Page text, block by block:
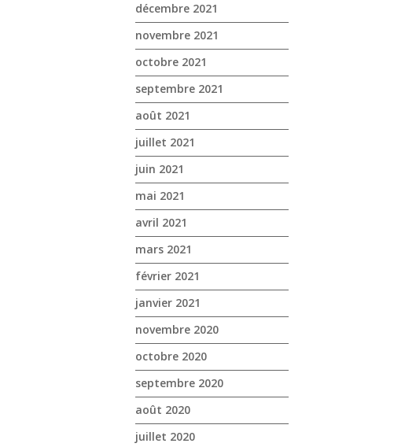
décembre 2021
novembre 2021
octobre 2021
septembre 2021
août 2021
juillet 2021
juin 2021
mai 2021
avril 2021
mars 2021
février 2021
janvier 2021
novembre 2020
octobre 2020
septembre 2020
août 2020
juillet 2020